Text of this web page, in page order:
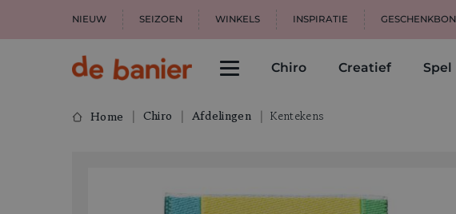
NIEUW SEIZOEN WINKELS INSPIRATIE GESCHENKBON
Chiro Creatief Spel
Home Chiro Afdelingen Kentekens